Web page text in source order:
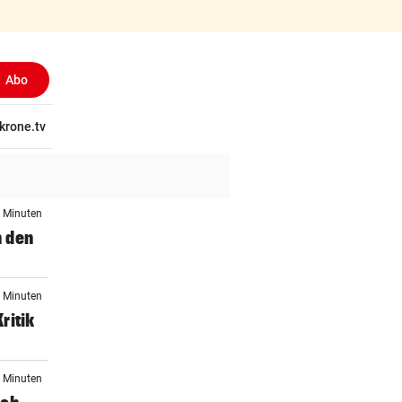
Abo
krone.tv
Minuten
den
Minuten
Minuten